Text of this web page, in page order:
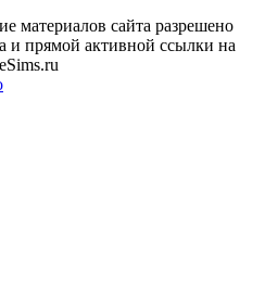
материалов сайта разрешено
и прямой активной ссылки на